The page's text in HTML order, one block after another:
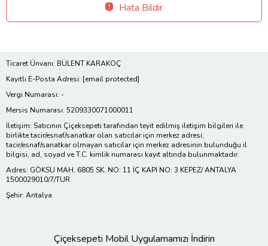
Hata Bildir
Ticaret Ünvanı: BÜLENT KARAKOÇ
Kayıtlı E-Posta Adresi: [email protected]
Vergi Numarası: -
Mersis Numarası: 5209330071000011
İletişim: Satıcının Çiçeksepeti tarafından teyit edilmiş iletişim bilgileri ile
birlikte tacir/esnaf/sanatkar olan satıcılar için merkez adresi;
tacir/esnaf/sanatkar olmayan satıcılar için merkez adresinin bulunduğu il
bilgisi, ad, soyad ve T.C. kimlik numarası kayıt altında bulunmaktadır.
Adres: GÖKSU MAH. 6805 SK. NO: 11 İÇ KAPI NO: 3 KEPEZ/ ANTALYA
1500029010/7/TUR
Şehir: Antalya
Çiçeksepeti Mobil Uygulamamızı İndirin